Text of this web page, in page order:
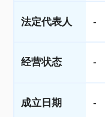
法定代表人 -
经营状态 -
成立日期 -